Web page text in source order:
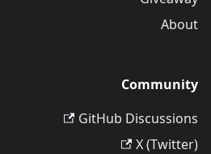
About
Community
GitHub Discussions
X (Twitter)